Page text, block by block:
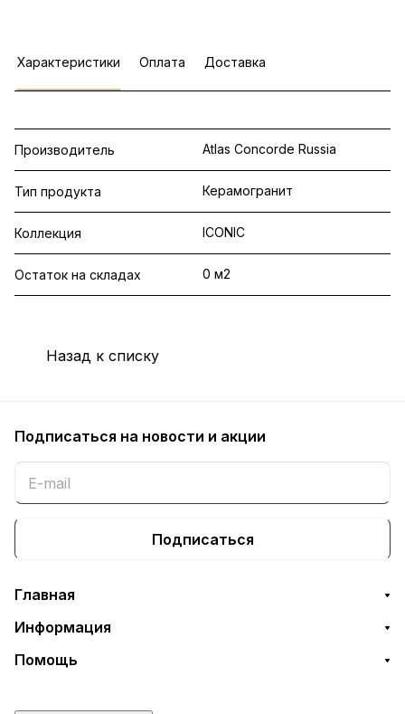
Характеристики Оплата Доставка
Производитель Atlas Concorde Russia
Тип продукта Керамогранит
Коллекция ICONIC
Остаток на складах 0 м2
Назад к списку
Подписаться на новости и акции
Подписаться
Главная
Информация
Помощь